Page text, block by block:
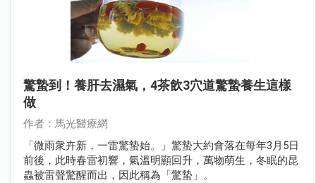
驚蟄到！養肝去濕氣，4茶飲3穴道驚蟄養生這樣
做
作者：馬光醫療網
「微雨衆卉新，一雷驚蟄始。」驚蟄大約會落在每年3月5日
前後，此時春雷初響，氣溫明顯回升，萬物萌生，冬眠的昆
蟲被雷聲驚醒而出，因此稱為「驚蟄」。